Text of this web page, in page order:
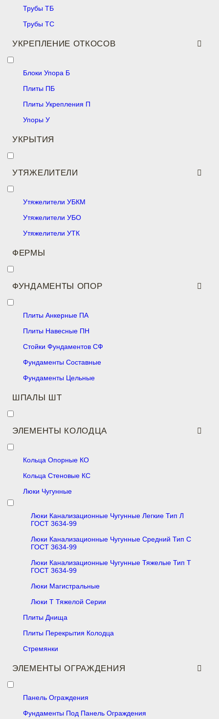
Трубы ТБ
Трубы ТС
УКРЕПЛЕНИЕ ОТКОСОВ
Блоки Упора Б
Плиты ПБ
Плиты Укрепления П
Упоры У
УКРЫТИЯ
УТЯЖЕЛИТЕЛИ
Утяжелители УБКМ
Утяжелители УБО
Утяжелители УТК
ФЕРМЫ
ФУНДАМЕНТЫ ОПОР
Плиты Анкерные ПА
Плиты Навесные ПН
Стойки Фундаментов СФ
Фундаменты Составные
Фундаменты Цельные
ШПАЛЫ ШТ
ЭЛЕМЕНТЫ КОЛОДЦА
Кольца Опорные КО
Кольца Стеновые КС
Люки Чугунные
Люки Канализационные Чугунные Легкие Тип Л
ГОСТ 3634-99
Люки Канализационные Чугунные Средний Тип С
ГОСТ 3634-99
Люки Канализационные Чугунные Тяжелые Тип Т
ГОСТ 3634-99
Люки Магистральные
Люки Т Тяжелой Серии
Плиты Днища
Плиты Перекрытия Колодца
Стремянки
ЭЛЕМЕНТЫ ОГРАЖДЕНИЯ
Панель Ограждения
Фундаменты Под Панель Ограждения